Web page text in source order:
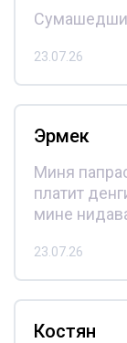
23.07.26
Эрмек
Миня
платит
мине
23.07.26
Костян